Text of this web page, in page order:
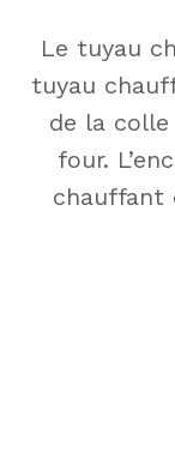
Le tuyau
tuyau
de la
four.
chauffant